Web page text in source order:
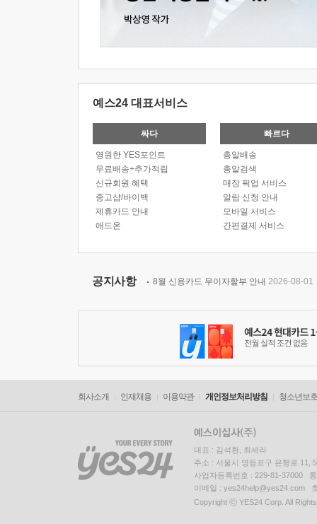
예스24 대표서비스
싸다
영원한 YES포인트
무료배송+추가적립
신규회원 혜택
중고샵/바이백
제휴카드 안내
애드온
빠르다
총알배송
총알검색
매장 픽업 서비스
알림 신청 안내
모바일 서비스
간편결제 서비스
공지사항 8월 신용카드 무이자할부 안내 2026-08-01
회사소개 인재채용 이용약관 개인정보처리방침 청소년보
대표 : 김석환, 최세라
주소 : 서울시 영등포구 은행로 11,
사업자등록번호 : 229-81-37000
이메일 : yes24help@yes24.com
Copyright ⓒ YES24 Corp. All